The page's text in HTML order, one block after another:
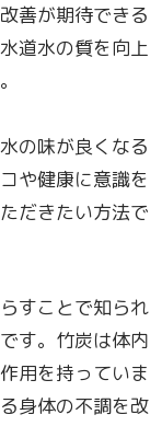
善が期待できる
道水の質を向上
の味が良くなる
や健康に意識を
だきたい方法で
すことで知られ
す。竹炭は体内
用を持っていま
身体の不調を改